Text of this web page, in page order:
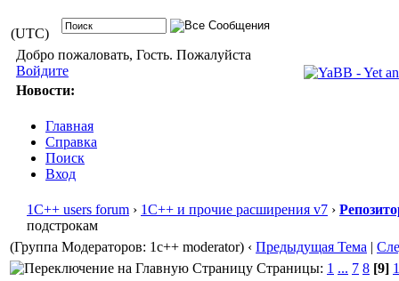
(UTC)
Добро пожаловать, Гость. Пожалуйста
Войдите
Новости:
Главная
Справка
Поиск
Вход
1С++ users forum › 1С++ и прочие расширения v7 ›
подстрокам
(Группа Модераторов: 1c++ moderator) ‹ Предыдущая Тема |
Страницы: 1 ... 7 8 [9]